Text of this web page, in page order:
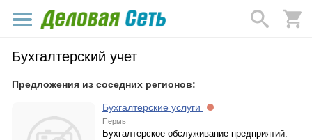
Бухгалтерский учет
Предложения из соседних регионов:
Бухгалтерские услуги
Пермь
Бухгалтерское обслуживание предприятий.